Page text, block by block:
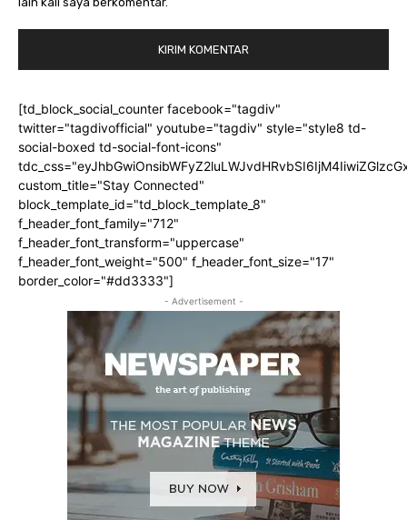
[td_block_social_counter facebook="tagdiv"
twitter="tagdivofficial" youtube="tagdiv" style="style8 td-
social-boxed td-social-font-icons"
custom_title="Stay Connected"
block_template_id="td_block_template_8"
f_header_font_family="712"
f_header_font_transform="uppercase"
f_header_font_weight="500" f_header_font_size="17"
border_color="#dd3333"]
- Advertisement -